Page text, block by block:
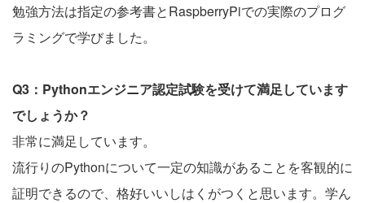
勉強方法は指定の参考書とRaspberryPiでの実際のプログ
ラミングで学びました。
Q3：Pythonエンジニア認定試験を受けて満足しています
でしょうか？
非常に満足しています。
流行りのPythonについて一定の知識があることを客観的に
証明できるので、格好いいしはくがつくと思います。学ん